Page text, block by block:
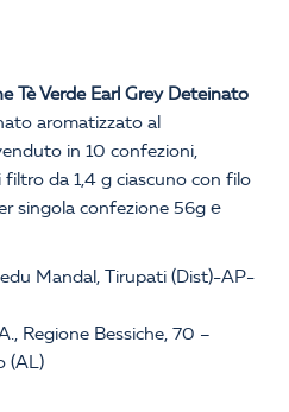
Tè Verde Earl Grey Deteinato
aromatizzato al
in 10 confezioni,
da 1,4 g ciascuno con filo
singola confezione 56g ℮
Mandal, Tirupati (Dist)-AP-
Regione Bessiche, 70 –
(AL)